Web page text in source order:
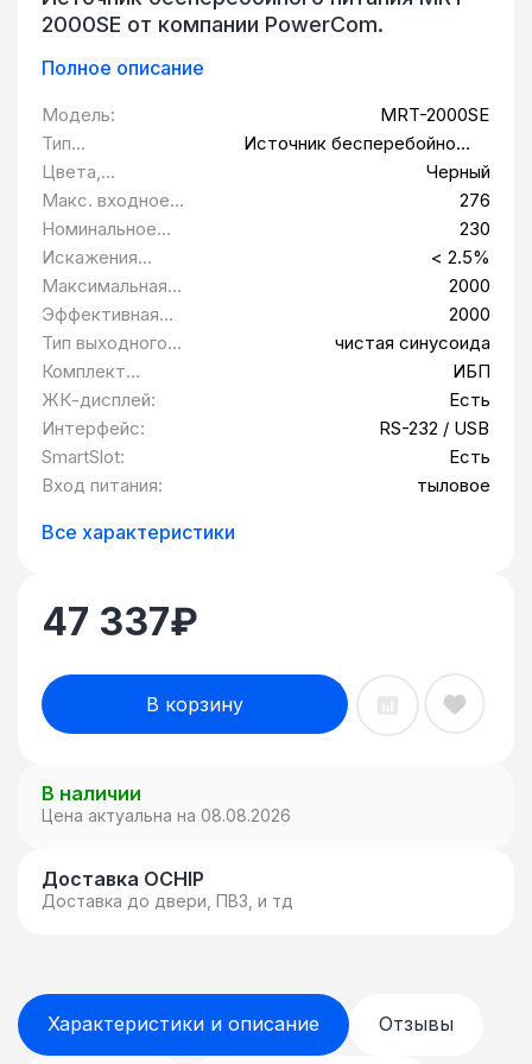
2000SE от компании PowerCom.
Полное описание
Модель:
MRT-2000SE
Тип
оборудования:
Источник бесперебойного
питания
Цвета,
использованные в
оформлении:
Черный
Макс. входное
напряжение:
276
Номинальное
выходное
напряжение В:
230
Искажения
выходного
напряжения:
< 2.5%
Максимальная
выходная
мощность Вт:
2000
Эффективная
мощность Вт:
2000
Тип выходного
сигнала:
чистая синусоида
Комплект
поставки:
ИБП
ЖК-дисплей:
Есть
Интерфейс:
RS-232 / USB
SmartSlot:
Есть
Вход питания:
тыловое
Все характеристики
47 337₽
В корзину
В наличии
Цена актуальна на 08.08.2026
Доставка OCHIP
Доставка до двери, ПВЗ, и тд
Характеристики и описание Отзывы